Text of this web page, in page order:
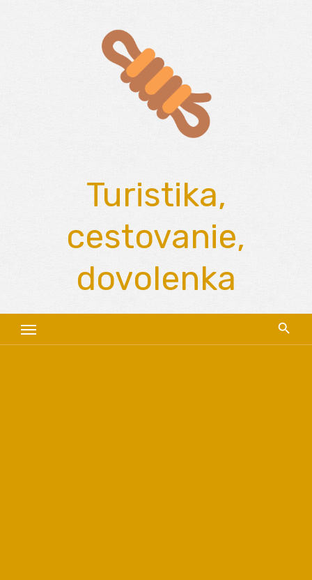
Turistika,
cestovanie,
dovolenka